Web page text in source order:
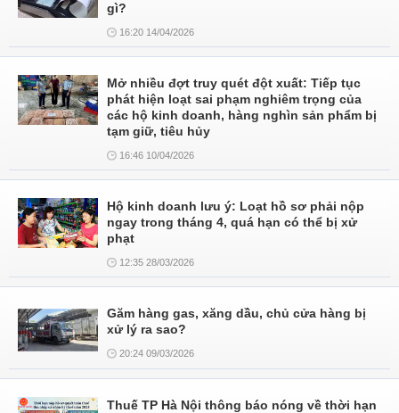
gì?
16:20 14/04/2026
Mở nhiều đợt truy quét đột xuất: Tiếp tục
phát hiện loạt sai phạm nghiêm trọng của
các hộ kinh doanh, hàng nghìn sản phẩm bị
tạm giữ, tiêu hủy
16:46 10/04/2026
Hộ kinh doanh lưu ý: Loạt hồ sơ phải nộp
ngay trong tháng 4, quá hạn có thể bị xử
phạt
12:35 28/03/2026
Găm hàng gas, xăng dầu, chủ cửa hàng bị
xử lý ra sao?
20:24 09/03/2026
Thuế TP Hà Nội thông báo nóng về thời hạn